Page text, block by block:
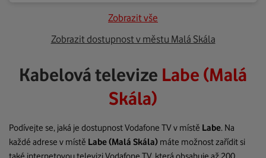
Zobrazit vše
Zobrazit dostupnost v městu Malá Skála
Kabelová televize Labe (Malá
Skála)
Podívejte se, jaká je dostupnost Vodafone TV v místě Labe. Na
každé adrese v místě Labe(Malá Skála) máte možnost zařídit si